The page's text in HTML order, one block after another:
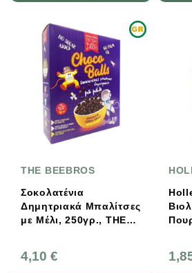
THE BEEBROS
Σοκολατένια
Δημητριακά Μπαλίτσες
με Μέλι, 250γρ., ΤΗΕ
4,10 €